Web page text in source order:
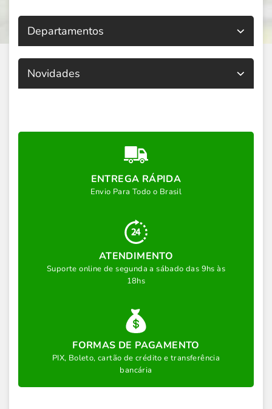
Departamentos
Novidades
ENTREGA RÁPIDA
Envio Para Todo o Brasil
ATENDIMENTO
Suporte online de segunda a sábado das 9hs às
18hs
FORMAS DE PAGAMENTO
PIX, Boleto, cartão de crédito e transferência
bancária